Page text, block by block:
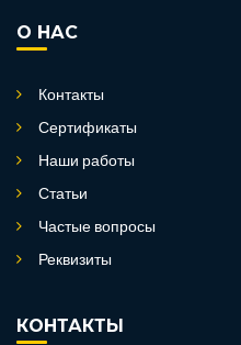
О НАС
Контакты
Сертификаты
Наши работы
Статьи
Частые вопросы
Реквизиты
КОНТАКТЫ